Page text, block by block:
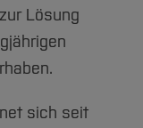
Lösung
sich seit